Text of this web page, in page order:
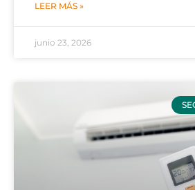
LEER MÁS »
junio 23, 2026